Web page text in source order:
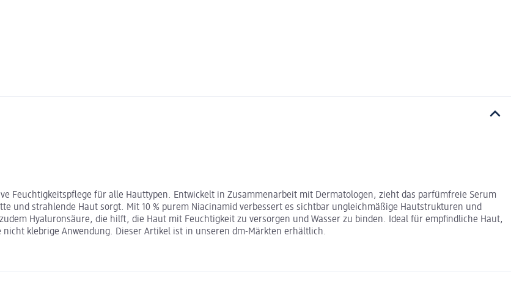
Feuchtigkeitspflege für alle Hauttypen. Entwickelt in Zusammenarbeit mit Dermatologen, zieht das parfümfreie Serum
und strahlende Haut sorgt. Mit 10 % purem Niacinamid verbessert es sichtbar ungleichmäßige Hautstrukturen und
Hyaluronsäure, die hilft, die Haut mit Feuchtigkeit zu versorgen und Wasser zu binden. Ideal für empfindliche Haut,
klebrige Anwendung. Dieser Artikel ist in unseren dm-Märkten erhältlich.